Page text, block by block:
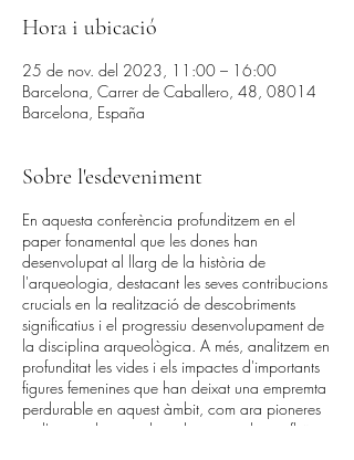
Hora i ubicació
25 de nov. del 2023, 11:00 – 16:00
Barcelona, Carrer de Caballero, 48, 08014
Barcelona, España
Sobre l'esdeveniment
En aquesta conferència profunditzem en el
paper fonamental que les dones han
desenvolupat al llarg de la història de
l'arqueologia, destacant les seves contribucions
crucials en la realització de descobriments
significatius i el progressiu desenvolupament de
la disciplina arqueològica. A més, analitzem en
profunditat les vides i els impactes d'importants
figures femenines que han deixat una empremta
perdurable en aquest àmbit, com ara pioneres
en l'arqueologia i altres dones que han influït en